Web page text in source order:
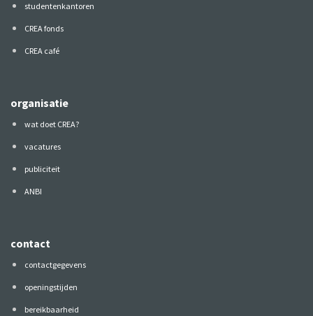
studentenkantoren
CREA fonds
CREA café
organisatie
wat doet CREA?
vacatures
publiciteit
ANBI
contact
contactgegevens
openingstijden
bereikbaarheid